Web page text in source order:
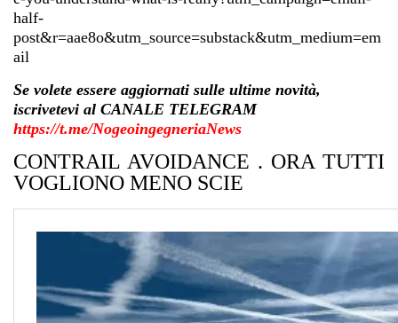
half-
post&r=aae8o&utm_source=substack&utm_medium=em
ail
Se volete essere aggiornati sulle ultime novità,
iscrivetevi al CANALE TELEGRAM
https://t.me/NogeoingegneriaNews
CONTRAIL AVOIDANCE . ORA TUTTI
VOGLIONO MENO SCIE